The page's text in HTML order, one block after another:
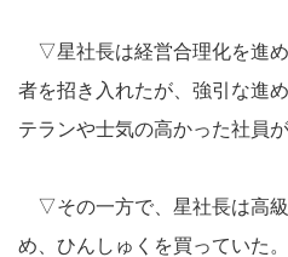
▽星社長は経営合理化を進
者を招き入れたが、強引な進
テランや士気の高かった社員
▽その一方で、星社長は高
め、ひんしゅくを買っていた。